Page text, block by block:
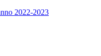
2022-2023